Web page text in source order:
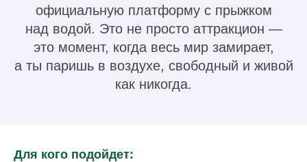
официальную платформу с прыжком
над водой. Это не просто аттракцион —
это момент, когда весь мир замирает,
а ты паришь в воздухе, свободный и живой
как никогда.
Для кого подойдет: